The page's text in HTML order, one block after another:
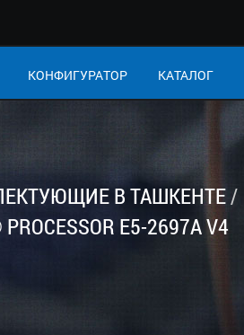
КОНФИГУРАТОР КАТАЛОГ
В ТАШКЕНТЕ
E5-2697A V4